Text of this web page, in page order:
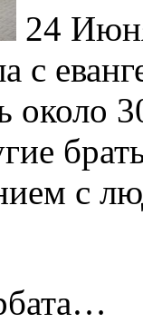
24
с
около
с